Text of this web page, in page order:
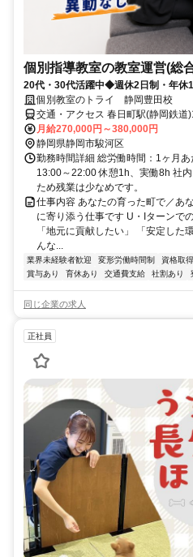
個別指導教室の教室運営(総
20代・30代活躍中◆週休2日制・年休
個別教室のトライ 静岡豊田校
交通・アクセス 春日町駅(静岡鉄道
月給270,000円～380,000円
静岡県静岡市駿河区
勤務時間詳細 総労働時間：1ヶ月
13:00～22:00 休憩1h、実働8h 社
ため残業は少なめです。
仕事内容 あなたの育った町で／あ
に寄り添う仕事です U・Iターンで
「地元に貢献したい」 「安定した
んな...
業界未経験者歓迎 変形労働時間制 資格取
賞与あり
育休あり 交通費支給 社割あり
同じ企業の求人
正社員